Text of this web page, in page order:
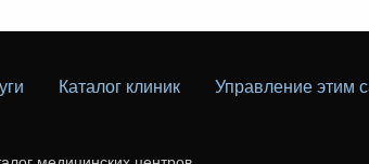
Каталог клиник Управление этим